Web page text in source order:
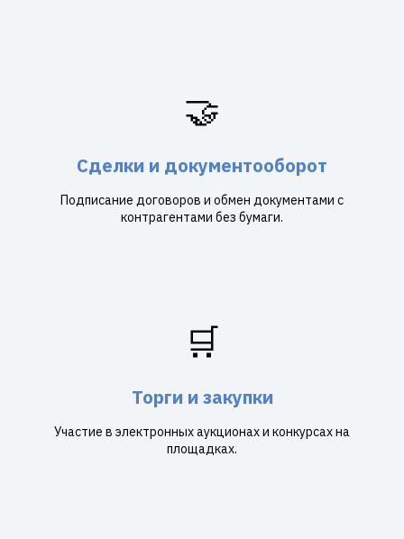
🤝
Сделки и документооборот
Подписание договоров и обмен документами с
контрагентами без бумаги.
🛒
Торги и закупки
Участие в электронных аукционах и конкурсах на
площадках.